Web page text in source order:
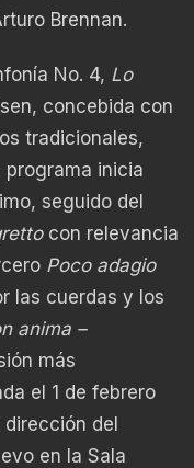
Brennan.
No. 4, Lo
concebida con
tradicionales,
inicia
seguido del
con relevancia
Poco adagio
las cuerdas y los
anima –
más
el 1 de febrero
dirección del
en la Sala